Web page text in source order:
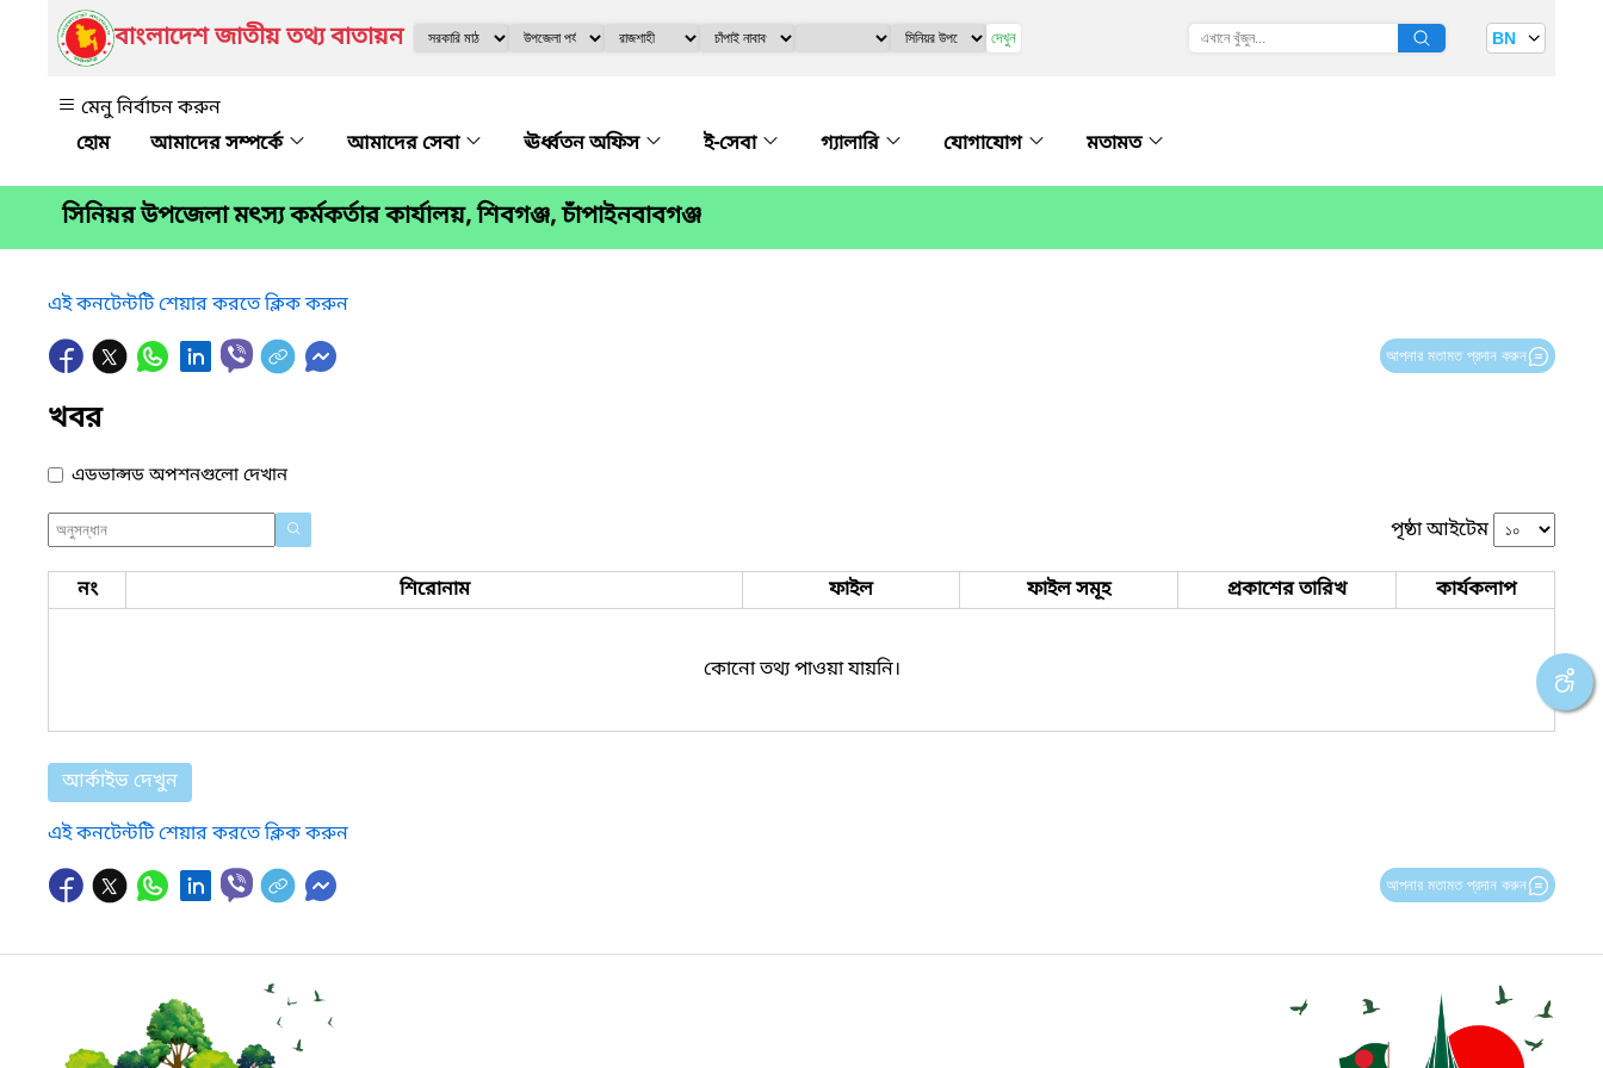
বাংলাদেশ জাতীয় তথ্য বাতায়ন দেখুন BN
মেনু নির্বাচন করুন
আমাদের সম্পর্কে
আমাদের সেবা ঊর্ধ্বতন অফিস ই-সেবা গ্যালারি যোগাযোগ মতামত
সিনিয়র উপজেলা মৎস্য কর্মকর্তার কার্যালয়, শিবগঞ্জ, চাঁপাইনবাবগঞ্জ
এই কনটেন্টটি শেয়ার করতে ক্লিক করুন
আপনার মতামত প্রদান করুন
খবর
এডভান্সড অপশনগুলো দেখান
পৃষ্ঠা আইটেম
নং শিরোনাম ফাইল ফাইল সমূহ প্রকাশের তারিখ কার্যকলাপ
কোনো তথ্য পাওয়া যায়নি।
আর্কাইভ দেখুন
এই কনটেন্টটি শেয়ার করতে ক্লিক করুন
আপনার মতামত প্রদান করুন